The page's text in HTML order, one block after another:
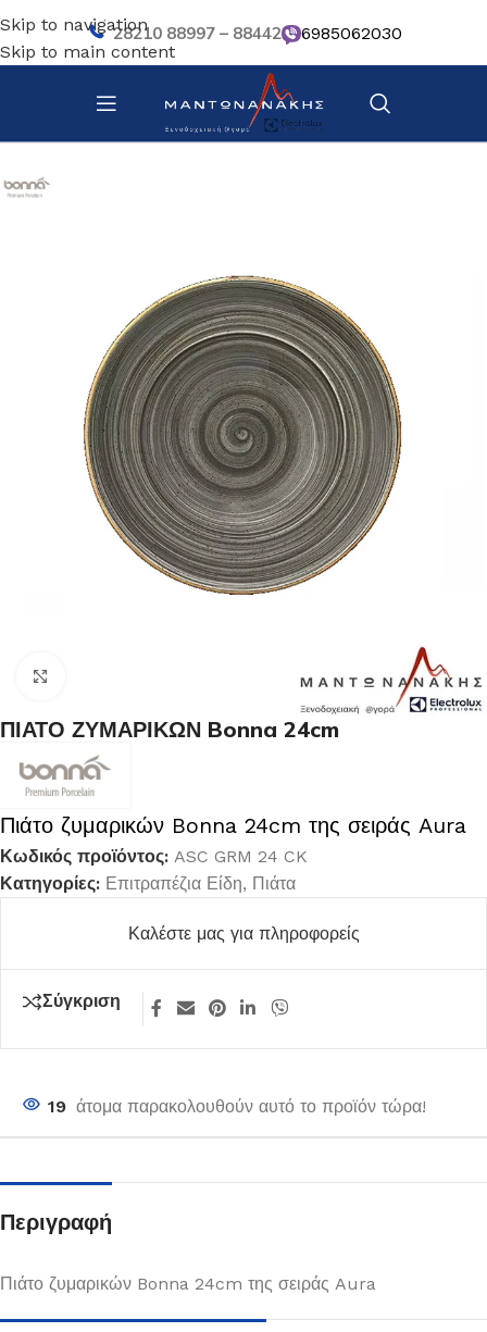
Skip to navigation
Skip to main content
28210 88997 – 88442 6985062030
Αρχική σελίδα/ Επιτραπέζια Είδη/ Πιάτα
ΠΙΑΤΟ ΖΥΜΑΡΙΚΩΝ Bonna 24cm
Πιάτο ζυμαρικών Bonna 24cm της σειράς Aura
Κωδικός προϊόντος: ASC GRM 24 CK
Κατηγορίες: Επιτραπέζια Είδη, Πιάτα
Καλέστε μας για πληροφορείς
Σύγκριση
19 άτομα παρακολουθούν αυτό το προϊόν τώρα!
Περιγραφή
Πιάτο ζυμαρικών Bonna 24cm της σειράς Aura